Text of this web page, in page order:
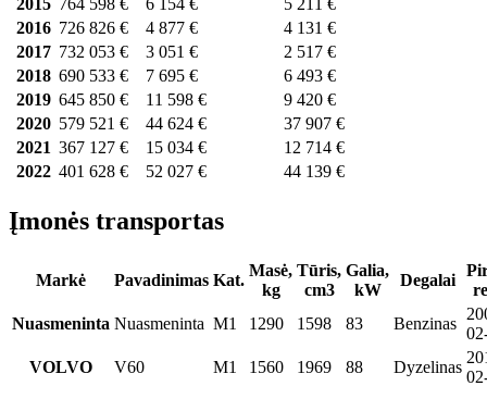
2015 764 598 € 6 154 €
5 211 €
2016 726 826 € 4 877 €
4 131 €
2017 732 053 € 3 051 €
2 517 €
2018 690 533 € 7 695 €
6 493 €
2019 645 850 € 11 598 €
9 420 €
2020 579 521 € 44 624 €
37 907 €
2021 367 127 € 15 034 €
12 714 €
2022 401 628 € 52 027 € 44 139 €
Įmonės transportas
Markė Pavadinimas Kat.
Masė,
kg
Tūris,
cm3
Galia,
kW
Degalai
Nuasmeninta Nuasmeninta M1 1290 1598 83 Benzinas
VOLVO
V60 M1 1560 1969 88 Dyzelinas